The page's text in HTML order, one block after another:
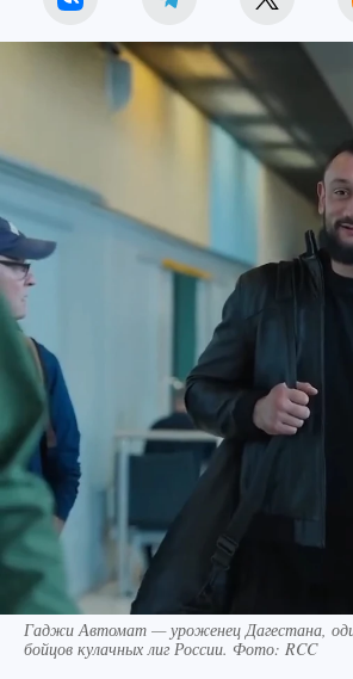
Гаджи Автомат — уроженец Дагестана,
бойцов кулачных лиг России. Фото: RCC